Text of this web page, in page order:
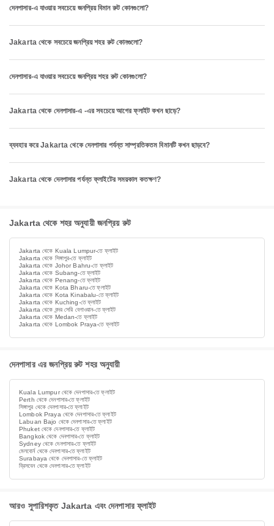
দেনপাসার-এ যাওয়ার সবচেয়ে জনপ্রিয় বিমান রুট কোনগুলো?
Jakarta থেকে সবচেয়ে জনপ্রিয় শহর রুট কোনগুলো?
দেনপাসার-এ যাওয়ার সবচেয়ে জনপ্রিয় শহর রুট কোনগুলো?
Jakarta থেকে দেনপাসার-এ -এর সবচেয়ে আগের ফ্লাইট কখন ছাড়ে?
ব্যবহার করে Jakarta থেকে দেনপাসার পর্যন্ত সাম্প্রতিকতম বিমানটি কখন ছাড়বে?
Jakarta থেকে দেনপাসার পর্যন্ত ফ্লাইটের সময়কাল কতক্ষণ?
Jakarta থেকে শহর অনুযায়ী জনপ্রিয় রুট
Jakarta থেকে Kuala Lumpur-তে ফ্লাইট
Jakarta থেকে সিঙ্গাপুর-তে ফ্লাইট
Jakarta থেকে Johor Bahru-তে ফ্লাইট
Jakarta থেকে Subang-তে ফ্লাইট
Jakarta থেকে Penang-তে ফ্লাইট
Jakarta থেকে Kota Bharu-তে ফ্লাইট
Jakarta থেকে Kota Kinabalu-তে ফ্লাইট
Jakarta থেকে Kuching-তে ফ্লাইট
Jakarta থেকে বন্দর সেরি বেগাওয়ান-তে ফ্লাইট
Jakarta থেকে Medan-তে ফ্লাইট
Jakarta থেকে Lombok Praya-তে ফ্লাইট
দেনপাসার এর জনপ্রিয় রুট শহর অনুযায়ী
Kuala Lumpur থেকে দেনপাসার-তে ফ্লাইট
Perth থেকে দেনপাসার-তে ফ্লাইট
সিঙ্গাপুর থেকে দেনপাসার-তে ফ্লাইট
Lombok Praya থেকে দেনপাসার-তে ফ্লাইট
Labuan Bajo থেকে দেনপাসার-তে ফ্লাইট
Phuket থেকে দেনপাসার-তে ফ্লাইট
Bangkok থেকে দেনপাসার-তে ফ্লাইট
Sydney থেকে দেনপাসার-তে ফ্লাইট
মেলবোর্ন থেকে দেনপাসার-তে ফ্লাইট
Surabaya থেকে দেনপাসার-তে ফ্লাইট
ব্রিসবেন থেকে দেনপাসার-তে ফ্লাইট
আরও সুপারিশকৃত Jakarta এবং দেনপাসার ফ্লাইট